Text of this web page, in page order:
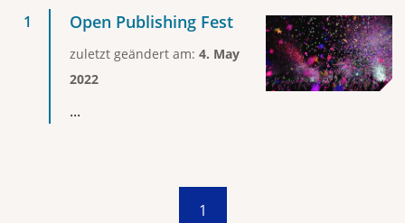
Open Publishing Fest
zuletzt geändert am: 4. May
2022
...
1